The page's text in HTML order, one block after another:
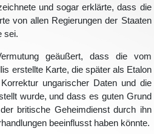
und sogar erklärte, dass die
von allen Regierungen der Staaten
sei.
geäußert, dass die vom
erstellte Karte, die später als Etalon
ungarischer Daten und die
wurde, und dass es guten Grund
britische Geheimdienst durch ihn
beeinflusst haben könnte.